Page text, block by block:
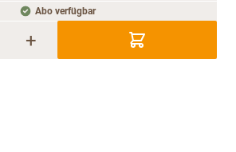
Abo verfügbar
+